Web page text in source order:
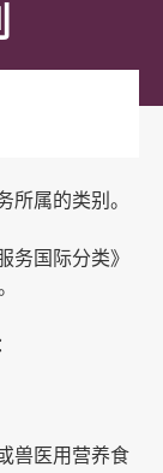
所属的类别。
务国际分类》
兽医用营养食